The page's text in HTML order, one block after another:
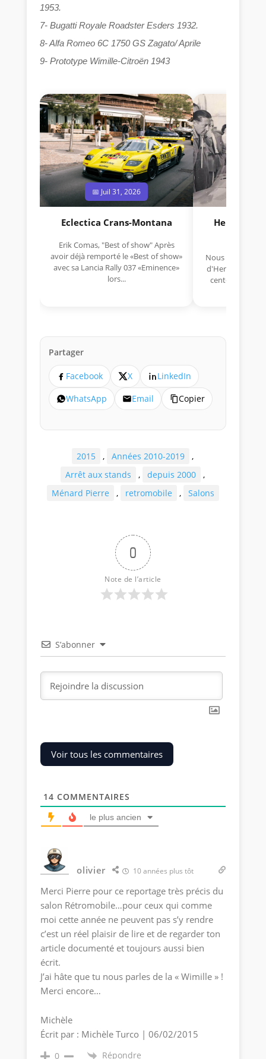
1953.
7- Bugatti Royale Roadster Esders 1932.
8- Alfa Romeo 6C 1750 GS Zagato/ Aprile
9- Prototype Wimille-Citroën 1943
📅 Juil 31, 2026
Eclectica Crans-Montana
Erik Comas, "Best of show" Après
avoir déjà remporté le «Best of show»
avec sa Lancia Rally 037 «Eminence»
lors...
Hermano
Nous avons
d'Hermano Da
cent-unième
Partager
Facebook X
LinkedIn
WhatsApp
Email Copier
2015 , Années 2010-2019
,
Arrêt aux stands
, depuis 2000
,
Ménard Pierre
, retromobile , Salons
0
Note de l’article
S’abonner
Voir tous les commentaires
14 COMMENTAIRES
le plus ancien
olivier 10 années plus tôt
Merci Pierre pour ce reportage très précis du
salon Rétromobile…pour ceux qui comme
moi cette année ne peuvent pas s’y rendre
c’est un réel plaisir de lire et de regarder ton
article documenté et toujours aussi bien
écrit.
J’ai hâte que tu nous parles de la « Wimille » !
Merci encore…
Michèle
Écrit par : Michèle Turco | 06/02/2015
0 Répondre